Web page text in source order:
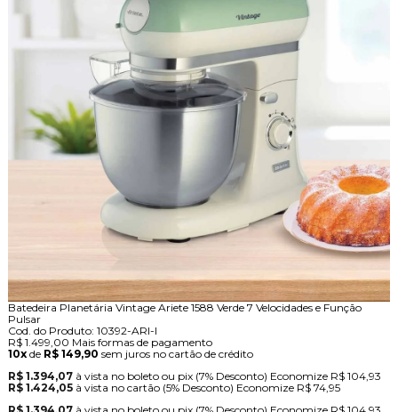
Batedeira Planetária Vintage Ariete 1588 Verde 7 Velocidades e Função
Pulsar
Cod. do Produto: 10392-ARI-I
R$ 1.499,00 Mais formas de pagamento
10xde R$ 149,90 sem juros no cartão de crédito
R$ 1.394,07 à vista no boleto ou pix (7% Desconto) Economize R$ 104,93
R$ 1.424,05 à vista no cartão (5% Desconto) Economize R$ 74,95